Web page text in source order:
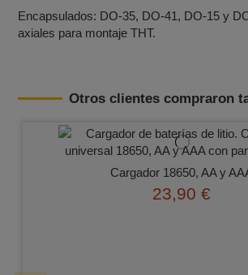
Encapsulados: DO‑35, DO‑41, DO‑15 y
axiales para montaje THT.
Otros clientes compraron
Cargador 18650, AA y
23,90 €